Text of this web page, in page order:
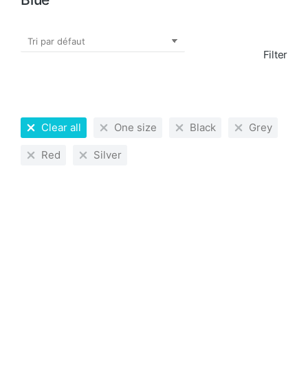
Filter
Clear all One size Black Grey
Red Silver